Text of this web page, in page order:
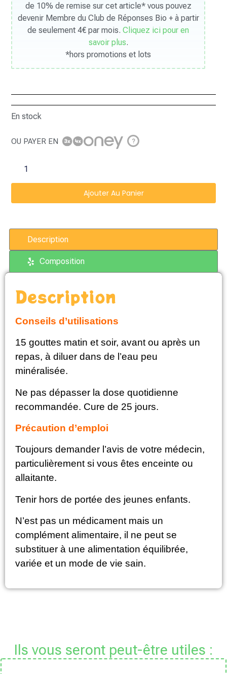
de 10% de remise sur cet article* vous pouvez
devenir Membre du Club de Réponses Bio + à partir
de seulement 4€ par mois.Cliquez ici pour en
savoir plus.
*hors promotions et lots
En stock
OU PAYER EN ?
Ajouter Au Panier
Description
Composition
Description
Conseils d’utilisations
15 gouttes matin et soir, avant ou après un
repas, à diluer dans de l’eau peu
minéralisée.
Ne pas dépasser la dose quotidienne
recommandée. Cure de 25 jours.
Précaution d’emploi
Toujours demander l’avis de votre médecin,
particulièrement si vous êtes enceinte ou
allaitante.
Tenir hors de portée des jeunes enfants.
N’est pas un médicament mais un
complément alimentaire, il ne peut se
substituer à une alimentation équilibrée,
variée et un mode de vie sain.
Ils vous seront peut-être utiles :